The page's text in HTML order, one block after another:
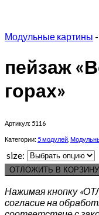
Модульные картины
пейзаж
горах»
Артикул: 5116
Категории: 5 модулей
size:
ОТЛОЖИТЬ В КОРЗИНУ
Нажимая кнопку
согласие на